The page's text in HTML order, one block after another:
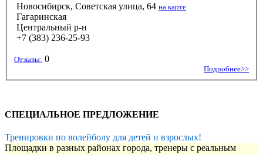
Новосибирск, Советская улица, 64 на карте
Гагаринская
Центральный р-н
+7 (383) 236-25-93
Отзывы: 0
Подробнее>>
СПЕЦИАЛЬНОЕ ПРЕДЛОЖЕНИЕ
Тренировки по волейболу для детей и взрослых!
Площадки в разных районах города, тренеры с реальным